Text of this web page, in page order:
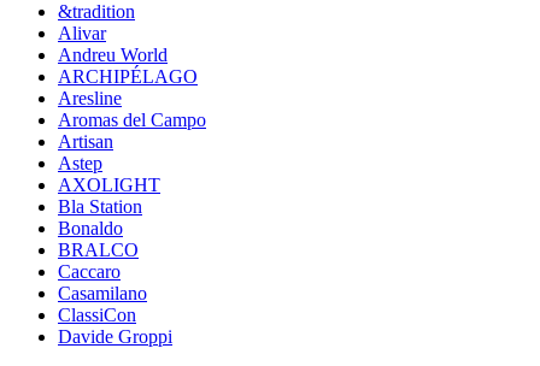
&tradition
Alivar
Andreu World
ARCHIPÉLAGO
Aresline
Aromas del Campo
Artisan
Astep
AXOLIGHT
Bla Station
Bonaldo
BRALCO
Caccaro
Casamilano
ClassiCon
Davide Groppi